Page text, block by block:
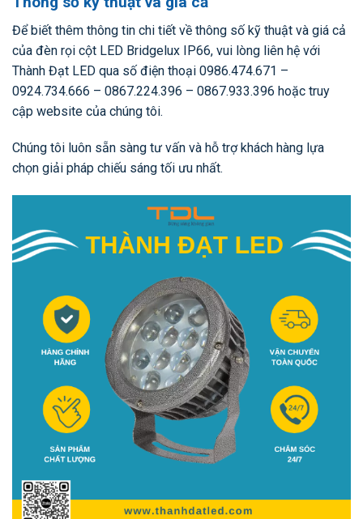
Để biết thêm thông tin chi tiết về thông số kỹ thuật và giá cả
của đèn rọi cột LED Bridgelux IP66, vui lòng liên hệ với
Thành Đạt LED qua số điện thoại 0986.474.671 –
0924.734.666 – 0867.224.396 – 0867.933.396 hoặc truy
cập website của chúng tôi.
Chúng tôi luôn sẵn sàng tư vấn và hỗ trợ khách hàng lựa
chọn giải pháp chiếu sáng tối ưu nhất.